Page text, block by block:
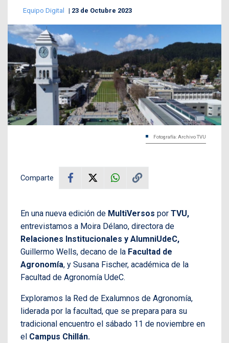
Equipo Digital 23 de Octubre 2023
Fotografía: Archivo TVU
Comparte
En una nueva edición de MultiVersos por TVU,
entrevistamos a Moira Délano, directora de
Relaciones Institucionales y AlumniUdeC,
Guillermo Wells, decano de la Facultad de
Agronomía, y Susana Fischer, académica de la
Facultad de Agronomía UdeC.
Exploramos la Red de Exalumnos de Agronomía,
liderada por la facultad, que se prepara para su
tradicional encuentro el sábado 11 de noviembre en
el Campus Chillán.